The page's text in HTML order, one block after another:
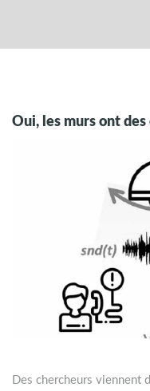
Oui, les murs ont
Des chercheurs viennent